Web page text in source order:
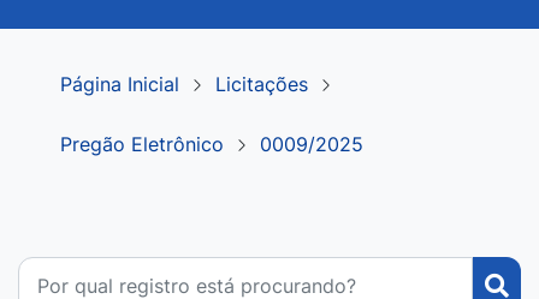
Página Inicial Licitações
Pregão Eletrônico 0009/2025